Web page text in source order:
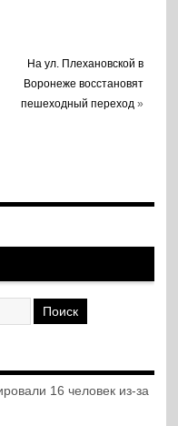
На ул. Плехановской в
Воронеже восстановят
пешеходный переход »
16 человек из-за